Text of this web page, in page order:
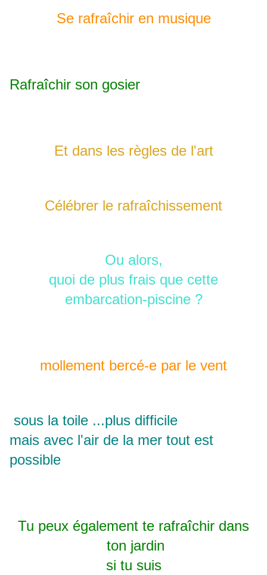
Se rafraîchir en musique
Rafraîchir son gosier
Et dans les règlesde l'art
Célébrer le rafraîchissement
Ou alors,
quoi de plus frais que cette
embarcation-piscine ?
mollement bercé-e par le vent
sous la toile ...plus difficile
mais avec l'air de la mer tout est
possible
Tu peux également te rafraîchir dans
ton jardin
si tu suis